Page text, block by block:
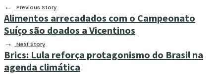
←
Previous Story
Alimentos arrecadados com o Campeonato
Suíço são doados a Vicentinos
→ Next Story
Brics: Lula reforça protagonismo do Brasil na
agenda climática